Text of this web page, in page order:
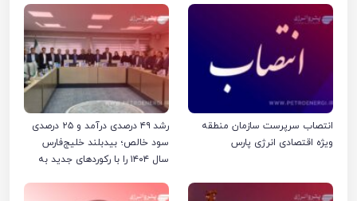
انتصاب سرپرست سازمان منطقه
ویژه اقتصادی انرژی پارس
رشد ۴۹ درصدی درآمد و ۲۵ درصدی
سود خالص؛ بیدبلند خلیج‌فارس
سال ۱۴۰۴ را با رکوردهای جدید به